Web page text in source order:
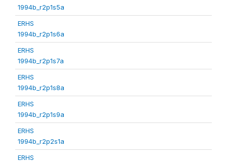
1994b_r2p1s5a
ERHS
1994b_r2p1s6a
ERHS
1994b_r2p1s7a
ERHS
1994b_r2p1s8a
ERHS
1994b_r2p1s9a
ERHS
1994b_r2p2s1a
ERHS